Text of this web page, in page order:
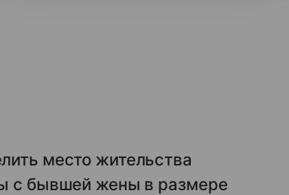
место жительства
с бывшей жены в размере